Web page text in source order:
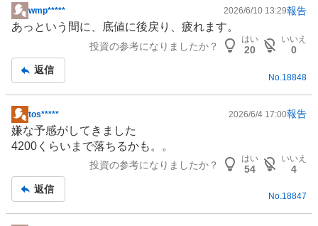
掲
示
事
wmp***** 2026/6/10 13:29報告
あっという間に、底値に後戻り、疲れます。
投資の参考になりましたか？
はい
20
いいえ
0
返信
No. 18848
掲
示
板
tos***** 2026/6/4 17:00報告
嫌な予感がしてきました
4200くらいまで落ちるかも。。
投資の参考になりましたか？
はい
54
いいえ
4
返信
No.18847